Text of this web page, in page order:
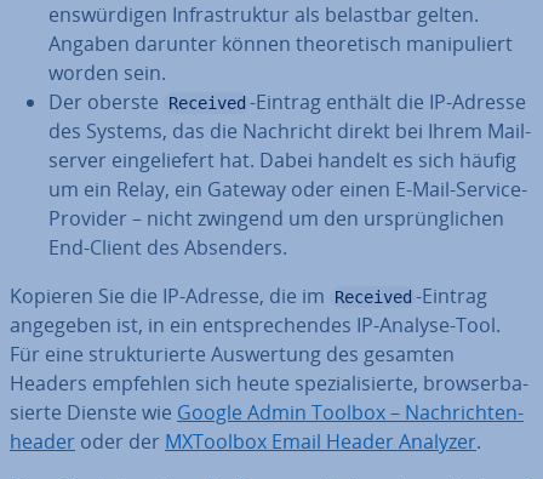
ens­wür­di­gen In­fra­struk­tur als belastbar gelten.
Angaben darunter können theo­re­tisch ma­ni­pu­liert
worden sein.
Der oberste
Received -Eintrag enthält die IP-Adresse
des Systems, das die Nachricht direkt bei Ihrem Mail­
ser­ver ein­ge­lie­fert hat. Dabei handelt es sich häufig
um ein Relay, ein Gateway oder einen E-Mail-Service-
Provider – nicht zwingend um den ur­sprüng­li­chen
End-Client des Absenders.
Kopieren Sie die IP-Adresse, die im
Received -Eintrag
angegeben ist, in ein ent­spre­chen­des IP-Analyse-Tool.
Für eine struk­tu­rier­te Aus­wer­tung des gesamten
Headers empfehlen sich heute spe­zia­li­sier­te, brow­ser­ba­
sier­te Dienste wie Google Admin Toolbox – Nach­rich­ten­
hea­der oder der MXToolbox Email Header Analyzer.